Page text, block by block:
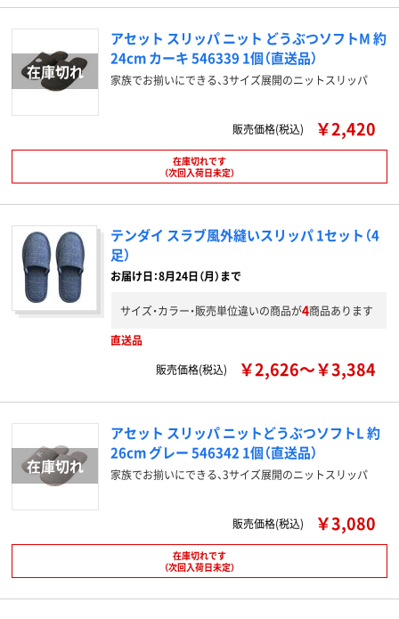
アセット スリッパ ニット どうぶつソフトM 約
24cm カーキ 546339 1個（直送品）
家族でお揃いにできる、3サイズ展開のニットスリッパ
販売価格(税込) ￥2,420
在庫切れです
（次回入荷日未定）
テンダイ スラブ風外縫いスリッパ 1セット（4
足）
お届け日：8月24日（月）まで
サイズ・カラー・販売単位違いの商品が4商品あります
直送品
販売価格(税込)
￥2,626～￥3,384
アセット スリッパ ニットどうぶつソフトL 約
26cm グレー 546342 1個（直送品）
家族でお揃いにできる、3サイズ展開のニットスリッパ
販売価格(税込) ￥3,080
在庫切れです
（次回入荷日未定）